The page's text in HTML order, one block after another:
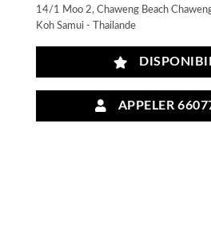
14/1 Moo 2, Chaweng Beach
Koh Samui - Thailande
APPELER